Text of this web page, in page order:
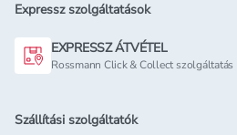
Expressz szolgáltatások
EXPRESSZ ÁTVÉTEL
Rossmann Click & Collect szolgáltatás
Szállítási szolgáltatók